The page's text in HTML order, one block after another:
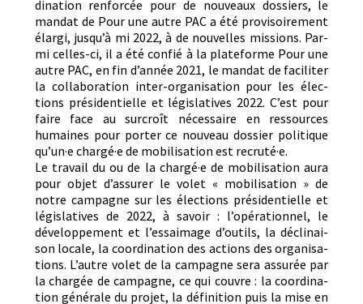
di­na­tion ren­for­cée pour de nou­veaux dossiers, le
man­dat de Pour une autre PAC a été pro­vi­soire­ment
élar­gi, jusqu’à mi 2022, à de nou­velles mis­sions. Par­
mi celles-ci, il a été con­fié à la plate­forme Pour une
autre PAC, en fin d’année 2021, le man­dat de faciliter
la col­lab­o­ra­tion inter-organ­i­sa­tion pour les élec­
tions prési­den­tielle et lég­isla­tives 2022. C’est pour
faire face au sur­croît néces­saire en ressources
humaines pour porter ce nou­veau dossier poli­tique
qu’un·e chargé·e de mobil­i­sa­tion est recruté·e.
Le tra­vail du ou de la chargé·e de mobil­i­sa­tion aura
pour objet d’assurer le volet « mobil­i­sa­tion » de
notre cam­pagne sur les élec­tions prési­den­tielle et
lég­isla­tives de 2022, à savoir : l’opérationnel, le
développe­ment et l’essaimage d’outils, la décli­nai­
son locale, la coor­di­na­tion des actions des organ­i­sa­
tions. L’autre volet de la cam­pagne sera assurée par
la chargée de cam­pagne, ce qui cou­vre : la coor­di­na­
tion générale du pro­jet, la déf­i­ni­tion puis la mise en